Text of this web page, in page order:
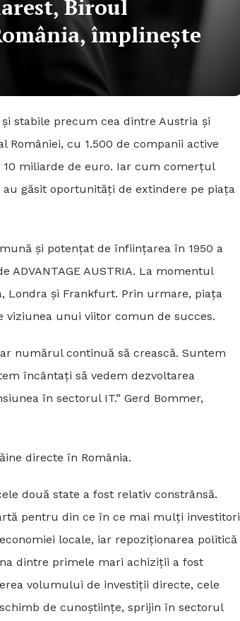
Biroul
împlinește
stabile precum cea dintre Austria și
cu 1.500 de companii active
miliarde de euro. Iar cum comerțul
găsit oportunități de extindere pe piața
și potențat de înființarea în 1950 a
AUSTRIA. La momentul
Londra și Frankfurt. Prin urmare, piața
unui viitor comun de succes.
numărul continuă să crească. Suntem
încântați să vedem dezvoltarea
în sectorul IT.” Gerd Bommer,
directe în România.
două state a fost relativ constrânsă.
pentru din ce în ce mai mulți investitori
locale, iar repoziționarea politică
dintre primele mari achiziții a fost
volumului de investiții directe, cele
de cunoștiințe, sprijin în sectorul